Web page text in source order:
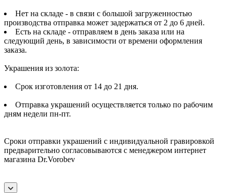
Нет на складе - в связи с большой загруженностью
производства отправка может задержаться от 2 до 6 дней.
Есть на складе - отправляем в день заказа или на
следующий день, в зависимости от времени оформления
заказа.
Украшения из золота:
Срок изготовления от 14 до 21 дня.
Отправка украшений осуществляется только по рабочим
дням недели пн-пт.
Сроки отправки украшений с индивидуальной гравировкой
предварительно согласовываются с менеджером интернет
магазина Dr.Vorobev